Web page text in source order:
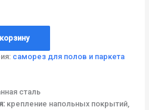
саморез для полов и паркета
сталь
крепление напольных покрытий,